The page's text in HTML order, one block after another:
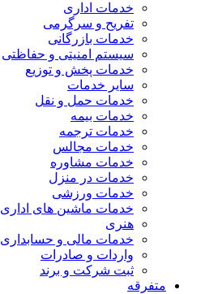
خدمات اداری
تفریح و سرگرمی
خدمات بازرگانی
سیستم امنیتی و حفاظتی
خدمات پخش و توزیع
سایر خدمات
خدمات حمل و نقل
خدمات بیمه
خدمات ترجمه
خدمات مجالس
خدمات مشاوره
خدمات در منزل
خدمات ورزشی
خدمات ماشین های اداری
هنری
خدمات مالی و حسابداری
واردات و صادرات
ثبت شرکت و برند
متفرقه